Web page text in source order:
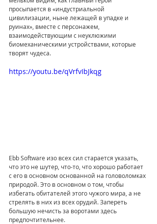
просыпается в «индустриальной
цивилизации, ныне лежащей в упадке и
руинах», вместе с персонажем,
взаимодействующим с неуклюжими
биомеханическими устройствами, которые
творят чудеса.
https://youtu.be/qVrfvIbJkqg
Ebb Software изо всех сил старается указать,
что это не шутер, что-то, что хорошо работает
с его в основном основанной на головоломках
природой. Это в основном о том, чтобы
избегать обитателей этого чужого мира, а не
стрелять в них из всех орудий. Запереть
большую нечисть за воротами здесь
предпочтительнее.